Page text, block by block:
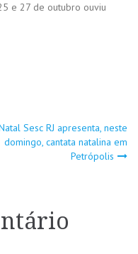
e 27 de outubro ouviu
Sesc RJ apresenta, neste
domingo, cantata natalina em
Petrópolis